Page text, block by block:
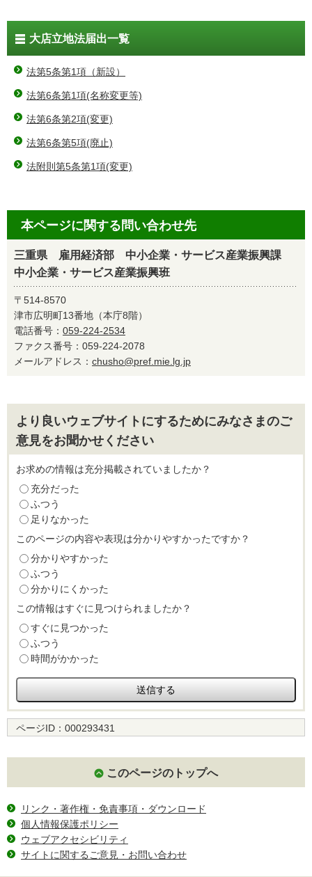
大店立地法届出一覧
法第5条第1項（新設）
法第6条第1項(名称変更等)
法第6条第2項(変更)
法第6条第5項(廃止)
法附則第5条第1項(変更)
本ページに関する問い合わせ先
三重県 雇用経済部 中小企業・サービス産業振興課
中小企業・サービス産業振興班
〒514-8570
津市広明町13番地（本庁8階）
電話番号： 059-224-2534
ファクス番号：059-224-2078
メールアドレス： chusho@pref.mie.lg.jp
より良いウェブサイトにするためにみなさまのご
意見をお聞かせください
お求めの情報は充分掲載されていましたか？
充分だった
ふつう
足りなかった
このページの内容や表現は分かりやすかったですか？
分かりやすかった
ふつう
分かりにくかった
この情報はすぐに見つけられましたか？
すぐに見つかった
ふつう
時間がかかった
ページID： 000293431
このページのトップへ
リンク・著作権・免責事項・ダウンロード
個人情報保護ポリシー
ウェブアクセシビリティ
サイトに関するご意見・お問い合わせ